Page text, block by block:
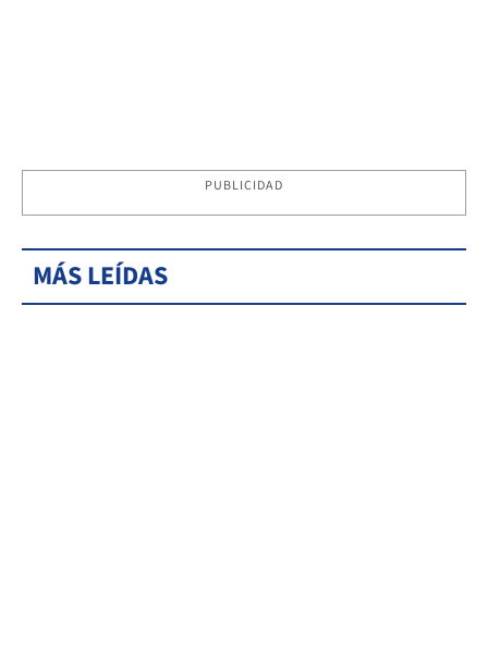
PUBLICIDAD
MÁS LEÍDAS